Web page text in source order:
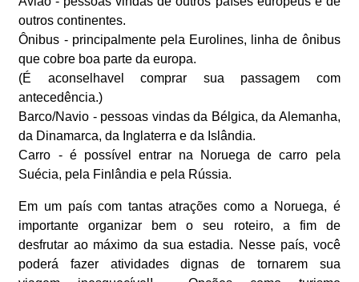
outros continentes.
Ônibus - principalmente pela Eurolines, linha de ônibus
que cobre boa parte da europa.
(É aconselhavel comprar sua passagem com
antecedência.)
Barco/Navio - pessoas vindas da Bélgica, da Alemanha,
da Dinamarca, da Inglaterra e da Islândia.
Carro - é possível entrar na Noruega de carro pela
Suécia, pela Finlândia e pela Rússia.
Em um país com tantas atrações como a Noruega, é
importante organizar bem o seu roteiro, a fim de
desfrutar ao máximo da sua estadia. Nesse país, você
poderá fazer atividades dignas de tornarem sua